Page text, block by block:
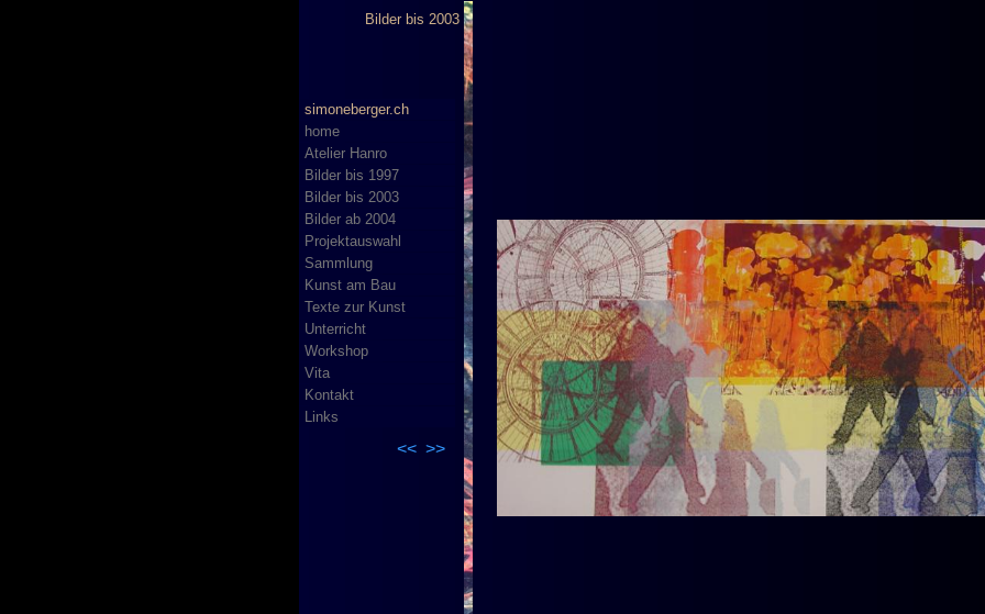
simoneberger.ch
home
Atelier Hanro
Bilder bis 1997
Bilder bis 2003
Bilder ab 2004
Projektauswahl
Sammlung
Kunst am Bau
Texte zur Kunst
Unterricht
Workshop
Vita
Kontakt
Links
Bilder bis 2003
<< >>